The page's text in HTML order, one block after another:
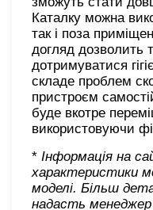
Каталку можна
так і поза
догляд дозволить
дотримуватися
складе проблем
пристроєм
буде вкотре
використовуючи
* Інформація на
характеристики
моделі. Більш
надасть менеджер